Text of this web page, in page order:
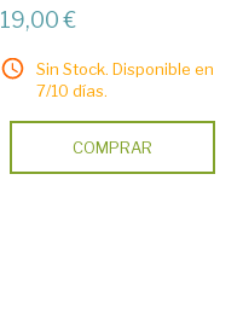
19,00 €
Sin Stock. Disponible en
7/10 días.
COMPRAR